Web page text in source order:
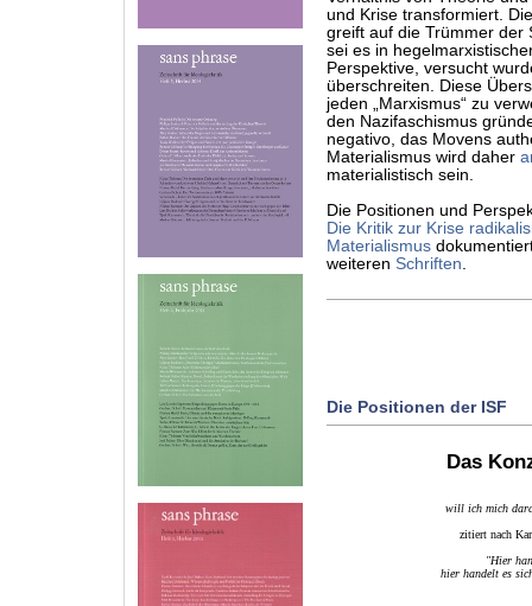
und Krise transformiert.
greift auf die Trümmer der
sei es in
Perspektive, versucht
überschreiten. Diese
jeden „Marxismus“ zu
den Nazifaschismus
negativo, das Movens
Materialismus wird daher
materialistisch sein.
Die Positionen und
Die Kritik zur Krise
Materialismus
weiteren Schriften.
Die Positionen der ISF
Das
will ich mich
zitiert nach
"Hier
hier handelt es